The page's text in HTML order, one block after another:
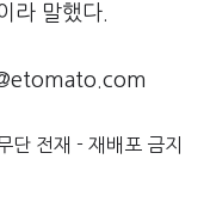
라 말했다.
전재 - 재배포 금지